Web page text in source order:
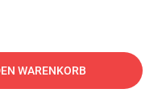
WARENKORB